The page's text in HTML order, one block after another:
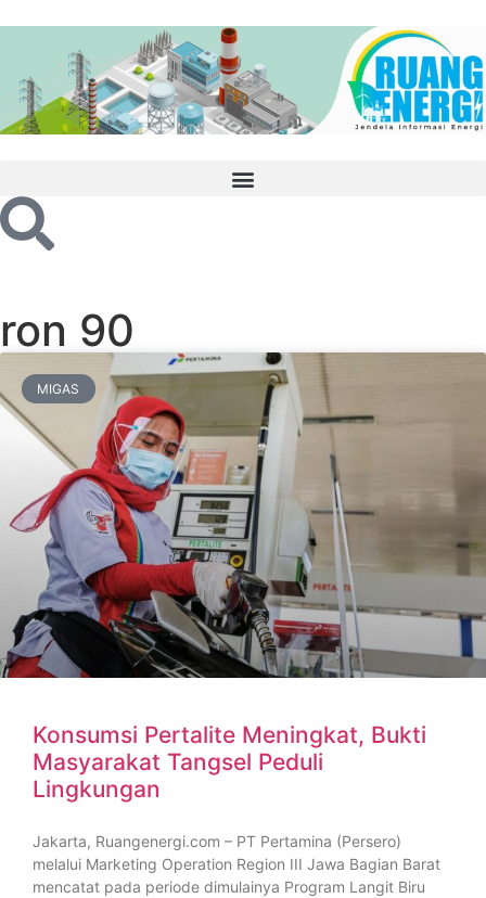
ron 90
MIGAS
Konsumsi Pertalite Meningkat, Bukti
Masyarakat Tangsel Peduli
Lingkungan
Jakarta, Ruangenergi.com – PT Pertamina (Persero)
melalui Marketing Operation Region III Jawa Bagian Barat
mencatat pada periode dimulainya Program Langit Biru